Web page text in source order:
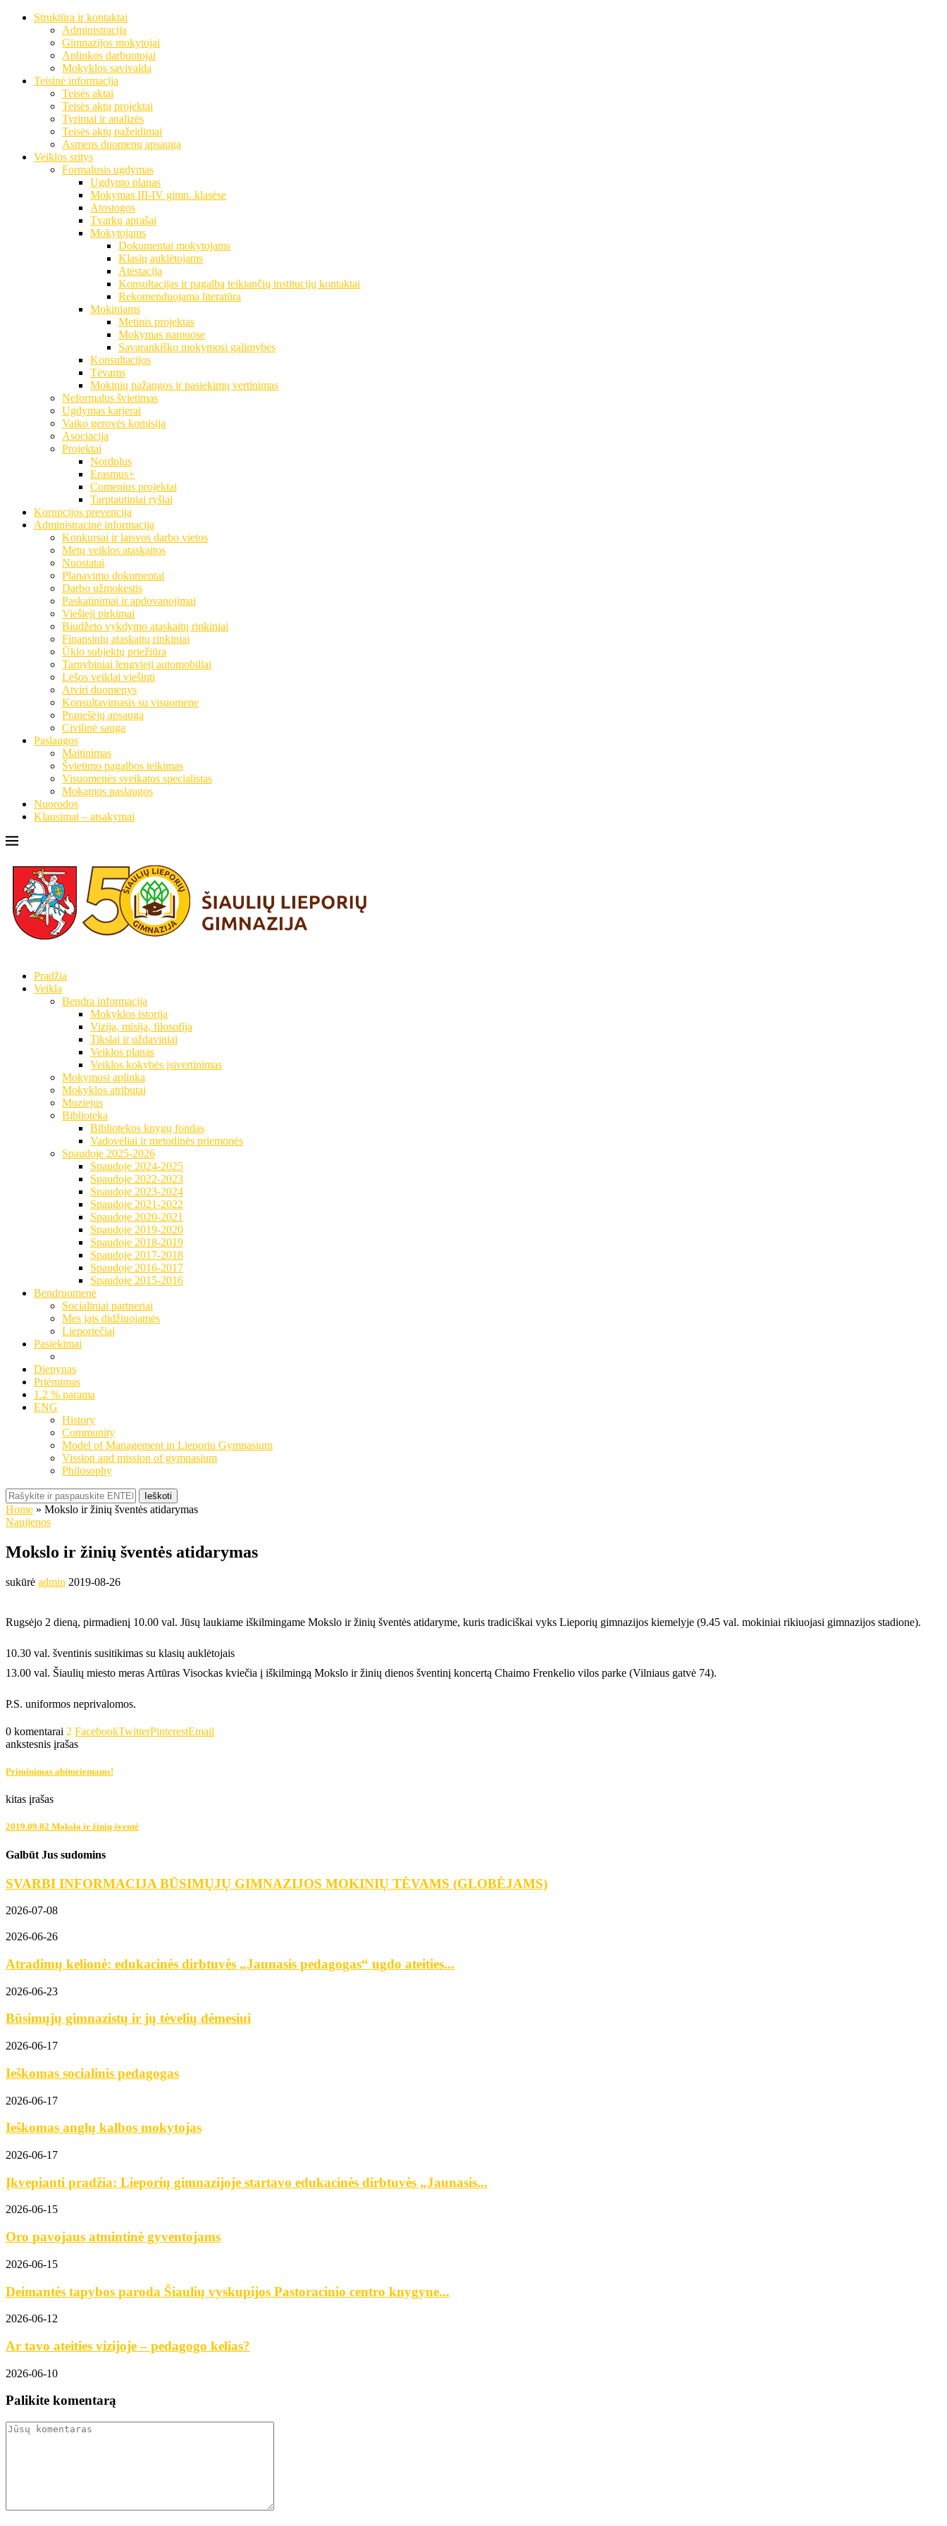
Struktūra ir kontaktai
Administracija
Gimnazijos mokytojai
Aplinkos darbuotojai
Mokyklos savivalda
Teisinė informacija
Teisės aktai
Teisės aktų projektai
Tyrimai ir analizės
Teisės aktų pažeidimai
Asmens duomenų apsauga
Veiklos sritys
Formalusis ugdymas
Ugdymo planas
Mokymas III-IV gimn. klasėse
Atostogos
Tvarkų aprašai
Mokytojams
Dokumentai mokytojams
Klasių auklėtojams
Atestacija
Konsultacijas ir pagalbą teikiančių institucijų kontaktai
Rekomenduojama literatūra
Mokiniams
Metinis projektas
Mokymas namuose
Savarankiško mokymosi galimybės
Konsultacijos
Tėvams
Mokinių pažangos ir pasiekimų vertinimas
Neformalus švietimas
Ugdymas karjerai
Vaiko gerovės komisija
Asociacija
Projektai
Nordplus
Erasmus+
Comenius projektai
Tarptautiniai ryšiai
Korupcijos prevencija
Administracinė informacija
Konkursai ir laisvos darbo vietos
Metų veiklos ataskaitos
Nuostatai
Planavimo dokumentai
Darbo užmokestis
Paskatinimai ir apdovanojimai
Viešieji pirkimai
Biudžeto vykdymo ataskaitų rinkiniai
Finansinių ataskaitų rinkiniai
Ūkio subjektų priežiūra
Tarnybiniai lengvieji automobiliai
Lėšos veiklai viešinti
Atviri duomenys
Konsultavimasis su visuomene
Pranešėjų apsauga
Civilinė sauga
Paslaugos
Maitinimas
Švietimo pagalbos teikimas
Visuomenės sveikatos specialistas
Mokamos paslaugos
Nuorodos
Klausimai – atsakymai
Pradžia
Veikla
Bendra informacija
Mokyklos istorija
Vizija, misija, filosofija
Tikslai ir uždaviniai
Veiklos planas
Veiklos kokybės įsivertinimas
Mokymosi aplinka
Mokyklos atributai
Muziejus
Biblioteka
Bibliotekos knygų fondas
Vadovėliai ir metodinės priemonės
Spaudoje 2025-2026
Spaudoje 2024-2025
Spaudoje 2022-2023
Spaudoje 2023-2024
Spaudoje 2021-2022
Spaudoje 2020-2021
Spaudoje 2019-2020
Spaudoje 2018-2019
Spaudoje 2017-2018
Spaudoje 2016-2017
Spaudoje 2015-2016
Bendruomenė
Socialiniai partneriai
Mes jais didžiuojamės
Lieporiečiai
Pasiekimai
Dienynas
Priėmimas
1.2 % parama
ENG
History
Community
Model of Management in Lieporiu Gymnasium
Vission and mission of gymnasium
Philosophy
Ieškoti
Home » Mokslo ir žinių šventės atidarymas
Naujienos
Mokslo ir žinių šventės atidarymas
sukūrė admin 2019-08-26
Rugsėjo 2 dieną, pirmadienį 10.00 val. Jūsų laukiame iškilmingame Mokslo ir žinių šventės atidaryme, kuris tradiciškai vyks Lieporių gimnazijos kiemelyje (9.45 val. mokiniai rikiuojasi gimnazijos stadione).
10.30 val. šventinis susitikimas su klasių auklėtojais
13.00 val. Šiaulių miesto meras Artūras Visockas kviečia į iškilmingą Mokslo ir žinių dienos šventinį koncertą Chaimo Frenkelio vilos parke (Vilniaus gatvė 74).
P.S. uniformos neprivalomos.
0 komentarai 2 FacebookTwitterPinterestEmail
ankstesnis įrašas
Priminimas abiturientams!
kitas įrašas
2019.09.02 Mokslo ir žinių šventė
Galbūt Jus sudomins
SVARBI INFORMACIJA BŪSIMŲJŲ GIMNAZIJOS MOKINIŲ TĖVAMS (GLOBĖJAMS)
2026-07-08
2026-06-26
Atradimų kelionė: edukacinės dirbtuvės „Jaunasis pedagogas“ ugdo ateities...
2026-06-23
Būsimųjų gimnazistų ir jų tėvelių dėmesiui
2026-06-17
Ieškomas socialinis pedagogas
2026-06-17
Ieškomas anglų kalbos mokytojas
2026-06-17
Įkvepianti pradžia: Lieporių gimnazijoje startavo edukacinės dirbtuvės „Jaunasis...
2026-06-15
Oro pavojaus atmintinė gyventojams
2026-06-15
Deimantės tapybos paroda Šiaulių vyskupijos Pastoracinio centro knygyne...
2026-06-12
Ar tavo ateities vizijoje – pedagogo kelias?
2026-06-10
Palikite komentarą